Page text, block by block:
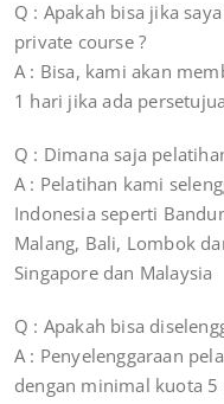
Q : Apakah bisa jika
private course ?
A : Bisa, kami akan
1 hari jika ada
Q : Dimana saja
A : Pelatihan kami
Indonesia seperti
Malang, Bali, Lombok
Singapore dan Malaysia
Q : Apakah bisa
A : Penyelenggaraan
dengan minimal kuota 5